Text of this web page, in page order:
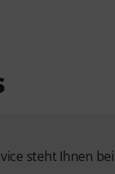
steht Ihnen